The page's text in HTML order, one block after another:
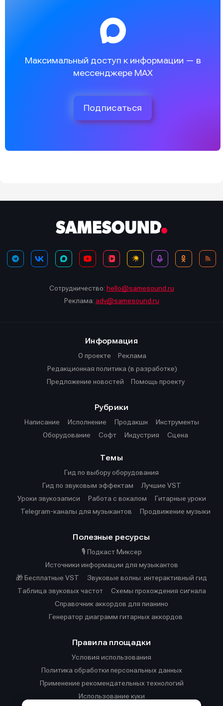
Максимальный доступ к информации — в
мессенджере MAX
Подписаться
Сотрудничество: hello@samesound.ru
Реклама: adv@samesound.ru
Информация
О проекте
Реклама
Редакционная политика (в разработке)
Предложение новостей
Помощь проекту
Рубрики
Написание
Исполнение Продакшн
Инструменты
Оборудование
Софт Индустрия Сцена
Темы
Гид по выбору оборудования
Гид по звуковым эффектам
Лучшие VST
Уроки звукозаписи
Работа с вокалом
Гитарные уроки
Telegram-каналы для музыкантов
Продвижение музыки
Полезные ресурсы
🎙️ Подкаст Миксер
Источники информации для музыкантов
🎁 Бесплатные VST
Звуковые волны: интерактивный гид
Таблица звуковых частот
Cхемы прохождения сигнала
Справочник аккордов для пианино
Генератор диаграмм гитарных аккордов
Правила площадки
Условия использования
Политика обработки персональных данных
Применение рекомендательных технологий
Использование куки